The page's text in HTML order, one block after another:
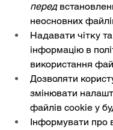
перед
неосновних
Надавати чітку
інформацію в
використання
Дозволяти
змінювати
файлів cookie у
Інформувати про